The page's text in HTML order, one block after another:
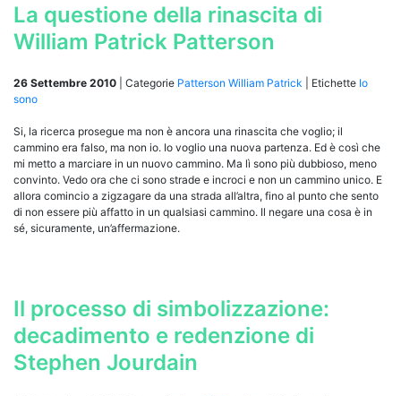
La questione della rinascita di
William Patrick Patterson
26 Settembre 2010 Categorie Patterson William Patrick Etichette Io
sono
Si, la ricerca prosegue ma non è ancora una rinascita che voglio; il
cammino era falso, ma non io. Io voglio una nuova partenza. Ed è così che
mi metto a marciare in un nuovo cammino. Ma lì sono più dubbioso, meno
convinto. Vedo ora che ci sono strade e incroci e non un cammino unico. E
allora comincio a zigzagare da una strada all’altra, fino al punto che sento
di non essere più affatto in un qualsiasi cammino. Il negare una cosa è in
sé, sicuramente, un’affermazione.
Il processo di simbolizzazione:
decadimento e redenzione di
Stephen Jourdain